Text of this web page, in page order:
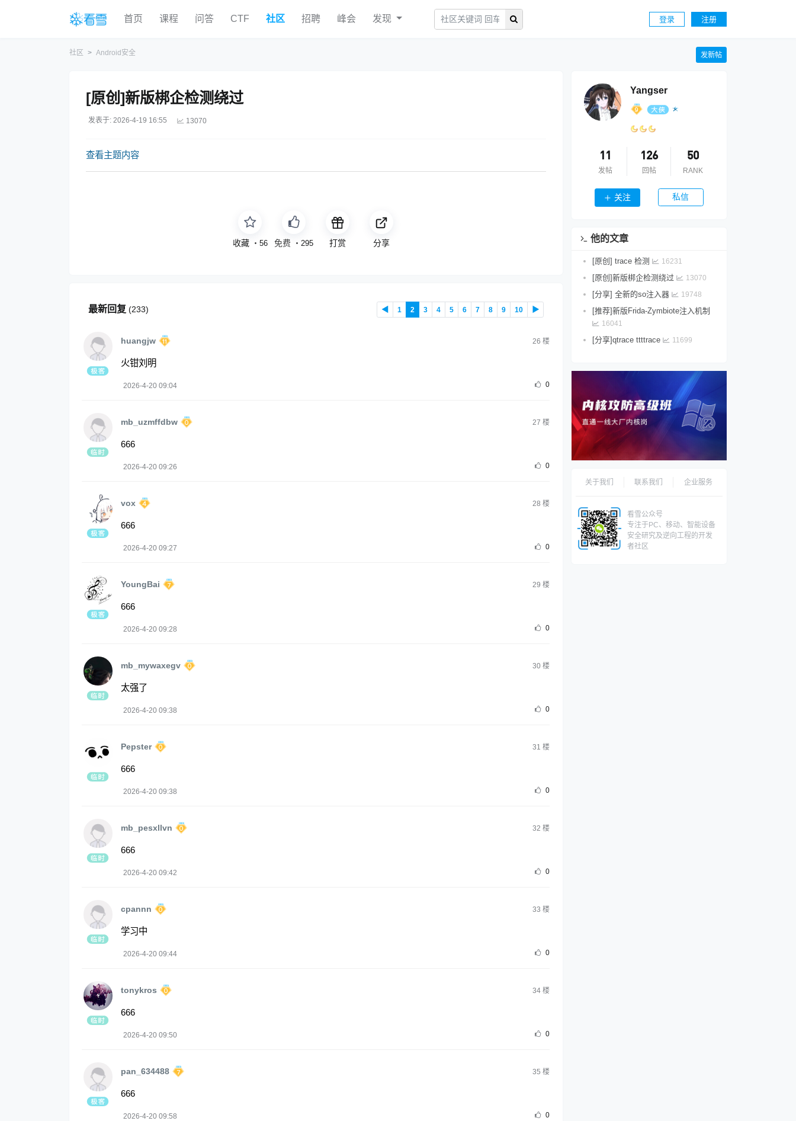
首页 课程 问答 CTF 社区 招聘 峰会 发现 登录 注册
社区 Android安全 发新帖
[原创]新版梆企检测绕过
发表于: 2026-4-19 16:55 13070
查看主题内容
收藏 ・ 56 免费 ・295 打赏 分享
最新回复 (233) ◀ 1 2 3 4 5 6 7 8 9 10 ▶
huangjw 26 楼
火钳刘明
2026-4-20 09:04 0
mb_uzmffdbw 27 楼
666
2026-4-20 09:26 0
vox 28 楼
666
2026-4-20 09:27 0
YoungBai 29 楼
666
2026-4-20 09:28 0
mb_mywaxegv 30 楼
太强了
2026-4-20 09:38 0
Pepster 31 楼
666
2026-4-20 09:38 0
mb_pesxllvn 32 楼
666
2026-4-20 09:42 0
cpannn 33 楼
学习中
2026-4-20 09:44 0
tonykros 34 楼
666
2026-4-20 09:50 0
pan_634488 35 楼
666
2026-4-20 09:58 0
Yangser
11
发帖
126
回帖
50
RANK
关注 私信
他的文章
[原创] trace 检测 16231
[原创]新版梆企检测绕过 13070
[分享] 全新的so注入器 19748
[推荐]新版Frida-Zymbiote注入机制
16041
[分享]qtrace ttttrace 11699
关于我们 联系我们 企业服务
看雪公众号
专注于PC、移动、智能设备
安全研究及逆向工程的开发
者社区